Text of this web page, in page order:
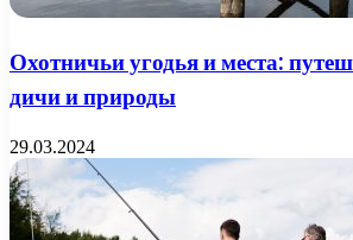
Охотничьи угодья и места:
дичи и природы
29.03.2024